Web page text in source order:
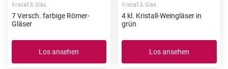
Kristall & Glas
7 Versch. farbige Römer-
Gläser
Los ansehen
Kristall & Glas
4 kl. Kristall-Weingläser in
grün
Los ansehen